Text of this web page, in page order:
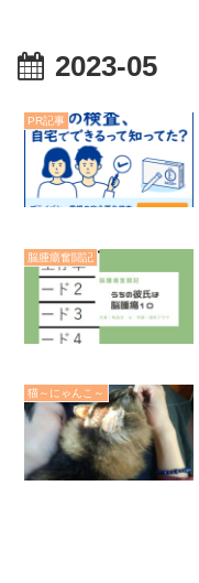
2023-05
PR記事
脳腫瘍奮闘記
猫～にゃんこ～